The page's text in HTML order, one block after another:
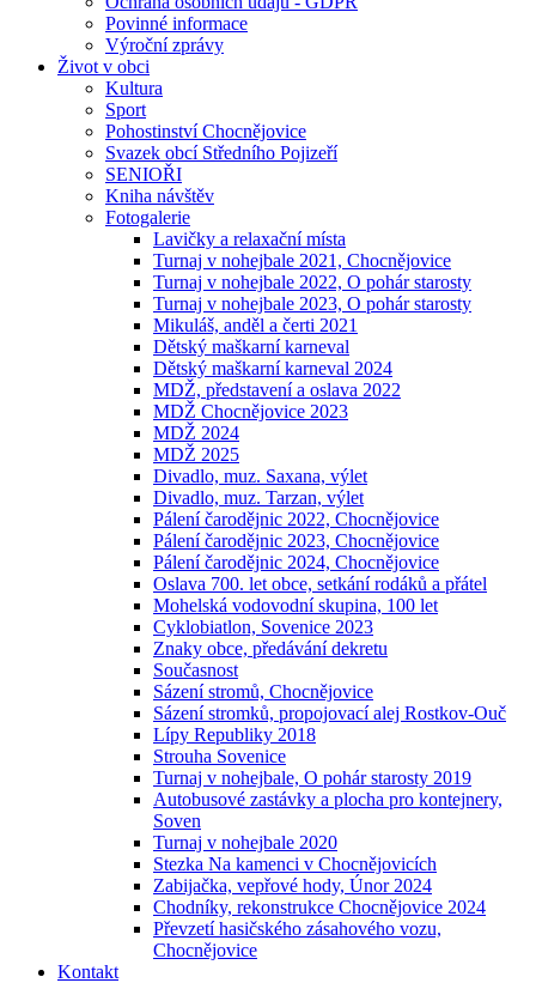
Povinné informace
Výroční zprávy
Život v obci
Kultura
Sport
Pohostinství Chocnějovice
Svazek obcí Středního Pojizeří
SENIOŘI
Kniha návštěv
Fotogalerie
Lavičky a relaxační místa
Turnaj v nohejbale 2021, Chocnějovice
Turnaj v nohejbale 2022, O pohár starosty
Turnaj v nohejbale 2023, O pohár starosty
Mikuláš, anděl a čerti 2021
Dětský maškarní karneval
Dětský maškarní karneval 2024
MDŽ, představení a oslava 2022
MDŽ Chocnějovice 2023
MDŽ 2024
MDŽ 2025
Divadlo, muz. Saxana, výlet
Divadlo, muz. Tarzan, výlet
Pálení čarodějnic 2022, Chocnějovice
Pálení čarodějnic 2023, Chocnějovice
Pálení čarodějnic 2024, Chocnějovice
Oslava 700. let obce, setkání rodáků a přátel
Mohelská vodovodní skupina, 100 let
Cyklobiatlon, Sovenice 2023
Znaky obce, předávání dekretu
Současnost
Sázení stromů, Chocnějovice
Sázení stromků, propojovací alej Rostkov-Ouč
Lípy Republiky 2018
Strouha Sovenice
Turnaj v nohejbale, O pohár starosty 2019
Autobusové zastávky a plocha pro kontejnery,
Soven
Turnaj v nohejbale 2020
Stezka Na kamenci v Chocnějovicích
Zabijačka, vepřové hody, Únor 2024
Chodníky, rekonstrukce Chocnějovice 2024
Převzetí hasičského zásahového vozu,
Chocnějovice
Kontakt